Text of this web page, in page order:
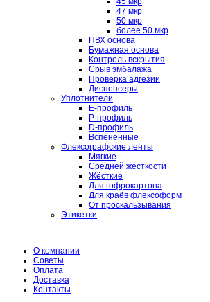
47 мкр
50 мкр
более 50 мкр
ПВХ основа
Бумажная основа
Контроль вскрытия
Срыв эмбалажа
Проверка адгезии
Диспенсеры
Уплотнители
E-профиль
P-профиль
D-профиль
Вспененные
Флексографские ленты
Мягкие
Средней жёсткости
Жёсткие
Для гофрокартона
Для краёв флексоформ
От проскальзывания
Этикетки
О компании
Советы
Оплата
Доставка
Контакты